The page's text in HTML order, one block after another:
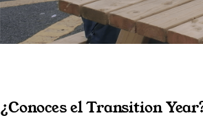
¿Conoces el Transition